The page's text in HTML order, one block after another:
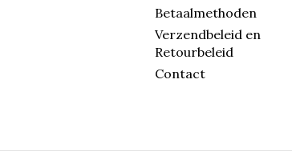
Betaalmethoden
Verzendbeleid en
Retourbeleid
Contact